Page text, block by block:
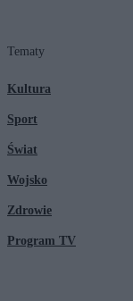
Tematy
Kultura
Sport
Świat
Wojsko
Zdrowie
Program TV